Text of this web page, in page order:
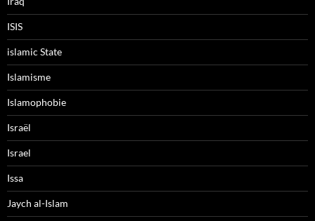
ISIS
islamic State
Islamisme
Islamophobie
Israël
Israel
Issa
Jaych al-Islam